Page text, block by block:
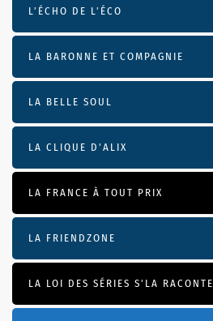
L’ÉCHO DE L’ÉCO
LA BARONNE ET COMPAGNIE
LA BELLE SOUL
LA CLIQUE D'ALIX
LA FRANCE À TOUT PRIX
LA FRIENDZONE
LA LOI DES SÉRIES S'LA RACONTE